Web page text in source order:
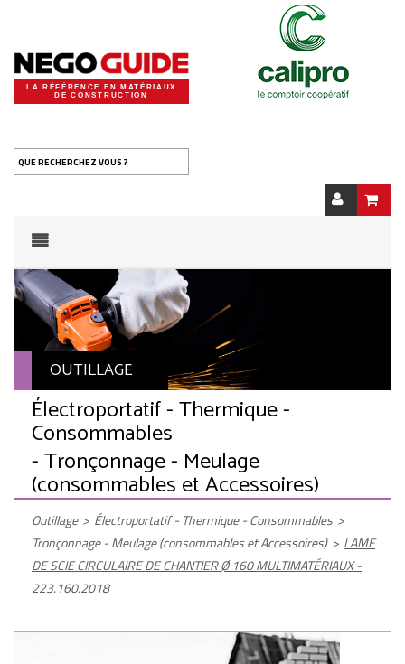
LA RÉFÉRENCE EN MATÉRIAUX
DE CONSTRUCTION
QUE RECHERCHEZ VOUS ?
OUTILLAGE
Électroportatif - Thermique -
Consommables
- Tronçonnage - Meulage
(consommables et Accessoires)
Outillage > Électroportatif - Thermique - Consommables >
Tronçonnage - Meulage (consommables et Accessoires) > LAME
DE SCIE CIRCULAIRE DE CHANTIER Ø 160 MULTIMATÉRIAUX -
223.160.2018